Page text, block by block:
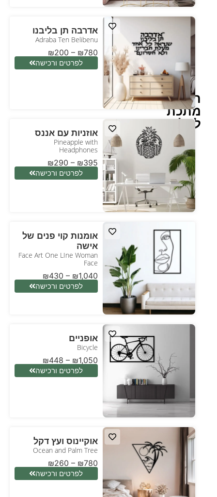
תמונות
מתכת
לסלון
אדרבה תן בליבנו
Adraba Ten Belibenu
₪200 – ₪780
לפרטים ורכישה
אוזניות עם אננס
Pineapple with
Headphones
₪290 – ₪395
לפרטים ורכישה
אומנות קוי פנים של
אישה
Face Art One LIne Woman
Face
₪430 – ₪1,040
לפרטים ורכישה
אופניים
Bicycle
₪448 – ₪1,050
לפרטים ורכישה
אוקיינוס ועץ דקל
Ocean and Palm Tree
₪260 – ₪780
לפרטים ורכישה